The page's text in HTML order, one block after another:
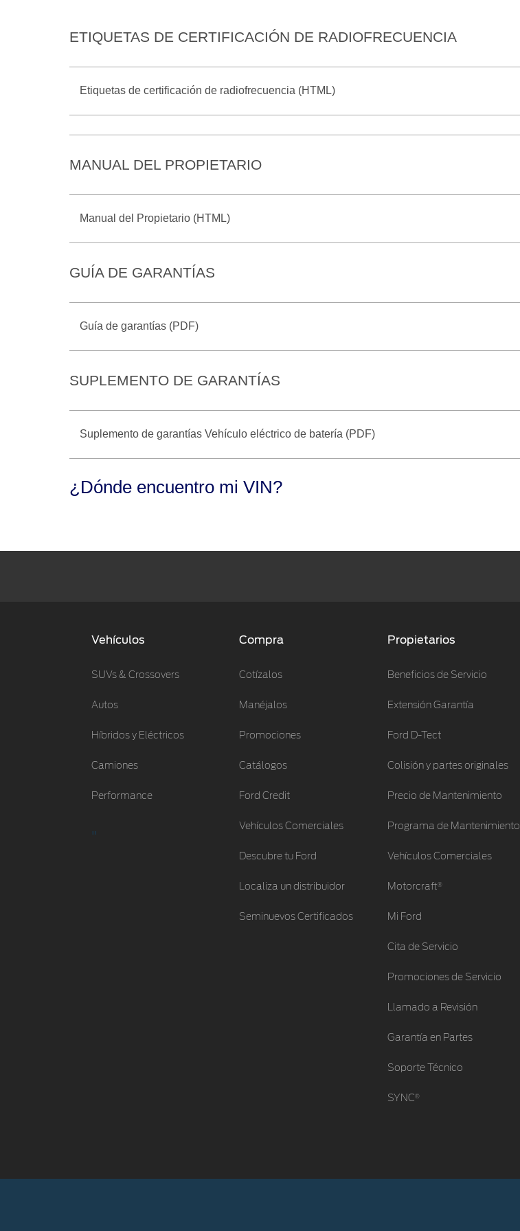
ETIQUETAS DE CERTIFICACIÓN DE RADIOFRECUENCIA
Etiquetas de certificación de radiofrecuencia (HTML)
MANUAL DEL PROPIETARIO
Manual del Propietario (HTML)
GUÍA DE GARANTÍAS
Guía de garantías (PDF)
SUPLEMENTO DE GARANTÍAS
Suplemento de garantías Vehículo eléctrico de batería (PDF)
¿Dónde encuentro mi VIN?
Vehículos
SUVs & Crossovers
Autos
Híbridos y Eléctricos
Camiones
Performance
"
Compra
Cotízalos
Manéjalos
Promociones
Catálogos
Ford Credit
Vehículos Comerciales
Descubre tu Ford
Localiza un distribuidor
Seminuevos Certificados
Propietarios
Beneficios de Servicio
Extensión Garantía
Ford D-Tect
Colisión y partes originales
Precio de Mantenimiento
Programa de Mantenimiento
Vehículos Comerciales
Motorcraft®
Mi Ford
Cita de Servicio
Promociones de Servicio
Llamado a Revisión
Garantía en Partes
Soporte Técnico
SYNC®